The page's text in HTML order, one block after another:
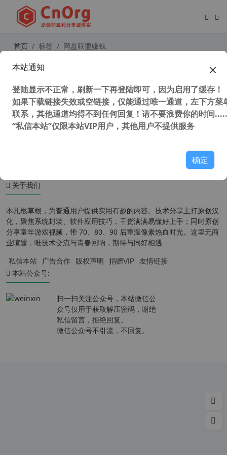
首页 标签 网盘联盟赚钱
百度网盘会员怎么推广?百度网盘联盟
关于我们
本扎根草根，为普通用户提供实用有趣的内容。技术分享主打原创汉
化，聚焦系统封装、软件应用技巧，干货满满易懂好上手；同时原创
分享童年游戏视频，带 70、80、90 后重温像素热血时光。这里无商
业喧嚣，唯技术交流与青春回响，期待与同好相遇
私信本站 广告合作 版权声明 捐赠VIP 友情链接
本站公众号:
扫一扫关注公众号，本站微信公
众号仅用于获取解压密码，谢绝
私信留言，拒绝回复。
微信公众号不引流，不回复。
本站通知
登陆显示不正常，刷新一下再登陆即可，因为启用了缓存！
如果下载链接失效或空链接，仅能通过唯一通道，左下方菜
联系，其他通道均得不到任何回复！请不要浪费你的时间
“私信本站”仅限本站VIP用户，其他用户不提供服务
确定